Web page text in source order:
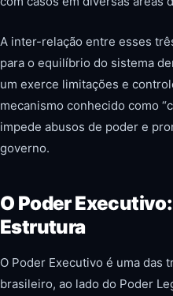
A inter-relação entre esses
para o equilíbrio do sistema
um exerce limitações e
mecanismo conhecido como
impede abusos de poder e
governo.
O Poder
Estrutura
O Poder Executivo é uma das
brasileiro, ao lado do Poder